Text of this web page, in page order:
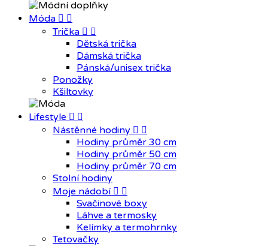
Móda  
Trička  
Dětská trička
Dámská trička
Pánská/unisex trička
Ponožky
Kšiltovky
Lifestyle  
Nástěnné hodiny  
Hodiny průměr 30 cm
Hodiny průměr 50 cm
Hodiny průměr 70 cm
Stolní hodiny
Moje nádobí  
Svačinové boxy
Láhve a termosky
Kelímky a termohrnky
Tetovačky